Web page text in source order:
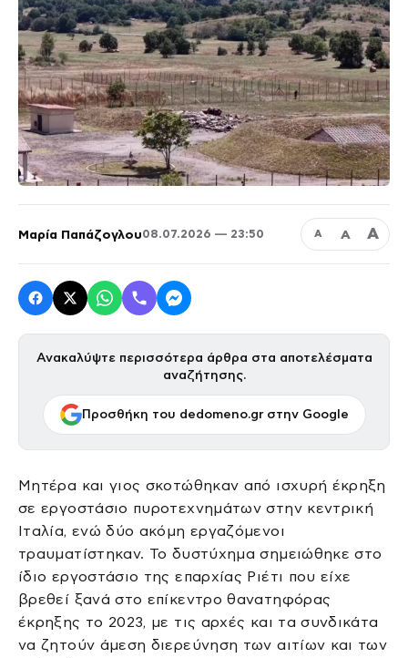
Μαρία Παπάζογλου08.07.2026 — 23:50 Α Α Α
Ανακαλύψτε περισσότερα άρθρα στα αποτελέσματα
αναζήτησης.
Προσθήκη του dedomeno.gr στην Google
Μητέρα και γιος σκοτώθηκαν από ισχυρή έκρηξη
σε εργοστάσιο πυροτεχνημάτων στην κεντρική
Ιταλία, ενώ δύο ακόμη εργαζόμενοι
τραυματίστηκαν. Το δυστύχημα σημειώθηκε στο
ίδιο εργοστάσιο της επαρχίας Ριέτι που είχε
βρεθεί ξανά στο επίκεντρο θανατηφόρας
έκρηξης το 2023, με τις αρχές και τα συνδικάτα
να ζητούν άμεση διερεύνηση των αιτίων και των